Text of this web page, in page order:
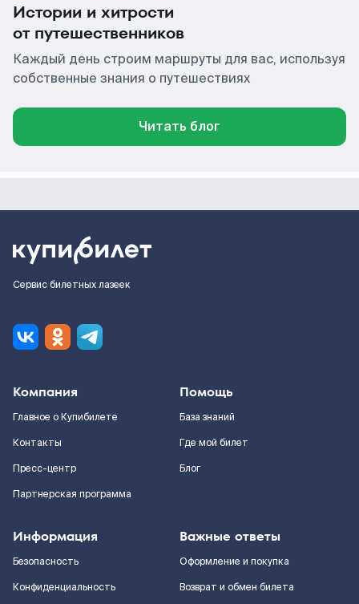
Истории и хитрости
от путешественников
Каждый день строим маршруты для вас, используя
собственные знания о путешествиях
Читать блог
Сервис билетных лазеек
Компания
Главное о Купибилете
Контакты
Пресс-центр
Партнерская программа
Помощь
База знаний
Где мой билет
Блог
Информация
Безопасность
Конфиденциальность
Важные ответы
Оформление и покупка
Возврат и обмен билета